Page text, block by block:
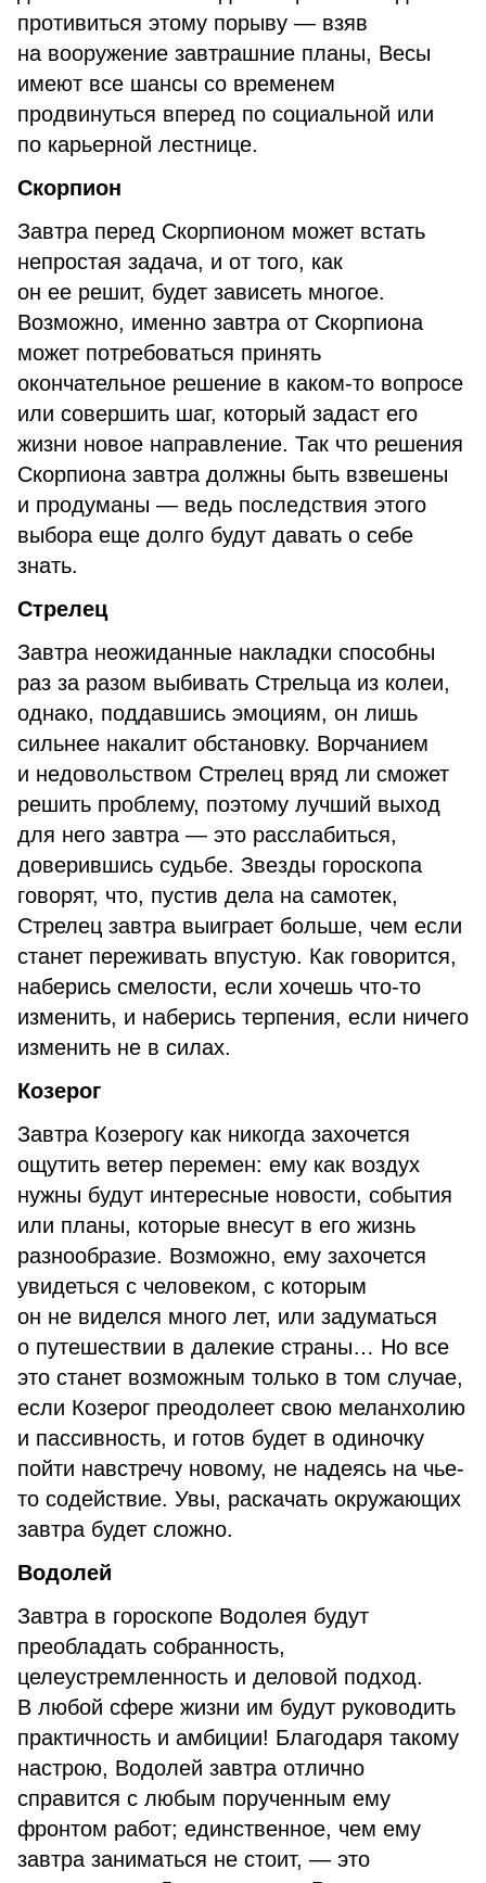
противиться этому порыву — взяв
на вооружение завтрашние планы, Весы
имеют все шансы со временем
продвинуться вперед по социальной или
по карьерной лестнице.
Скорпион
Завтра перед Скорпионом может встать
непростая задача, и от того, как
он ее решит, будет зависеть многое.
Возможно, именно завтра от Скорпиона
может потребоваться принять
окончательное решение в каком-то вопросе
или совершить шаг, который задаст его
жизни новое направление. Так что решения
Скорпиона завтра должны быть взвешены
и продуманы — ведь последствия этого
выбора еще долго будут давать о себе
знать.
Стрелец
Завтра неожиданные накладки способны
раз за разом выбивать Стрельца из колеи,
однако, поддавшись эмоциям, он лишь
сильнее накалит обстановку. Ворчанием
и недовольством Стрелец вряд ли сможет
решить проблему, поэтому лучший выход
для него завтра — это расслабиться,
доверившись судьбе. Звезды гороскопа
говорят, что, пустив дела на самотек,
Стрелец завтра выиграет больше, чем если
станет переживать впустую. Как говорится,
наберись смелости, если хочешь что-то
изменить, и наберись терпения, если ничего
изменить не в силах.
Козерог
Завтра Козерогу как никогда захочется
ощутить ветер перемен: ему как воздух
нужны будут интересные новости, события
или планы, которые внесут в его жизнь
разнообразие. Возможно, ему захочется
увидеться с человеком, с которым
он не виделся много лет, или задуматься
о путешествии в далекие страны… Но все
это станет возможным только в том случае,
если Козерог преодолеет свою меланхолию
и пассивность, и готов будет в одиночку
пойти навстречу новому, не надеясь на чье-
то содействие. Увы, раскачать окружающих
завтра будет сложно.
Водолей
Завтра в гороскопе Водолея будут
преобладать собранность,
целеустремленность и деловой подход.
В любой сфере жизни им будут руководить
практичность и амбиции! Благодаря такому
настрою, Водолей завтра отлично
справится с любым порученным ему
фронтом работ; единственное, чем ему
завтра заниматься не стоит, — это